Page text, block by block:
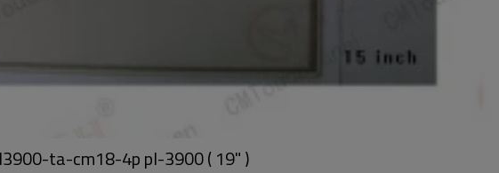
ta-cm18-4p pl-3900 ( 19" )